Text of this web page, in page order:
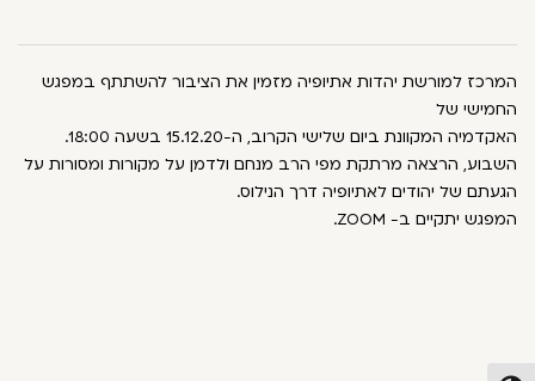
המרכז למורשת יהדות אתיופיה מזמין את הציבור להשתתף במפגש
החמישי של
האקדמיה המקוונת ביום שלישי הקרוב, ה-15.12.20 בשעה 18:00.
השבוע, הרצאה מרתקת מפי הרב מנחם ולדמן על מקורות ומסורות על
הגעתם של יהודים לאתיופיה דרך הנילוס.
המפגש יתקיים ב- ZOOM.